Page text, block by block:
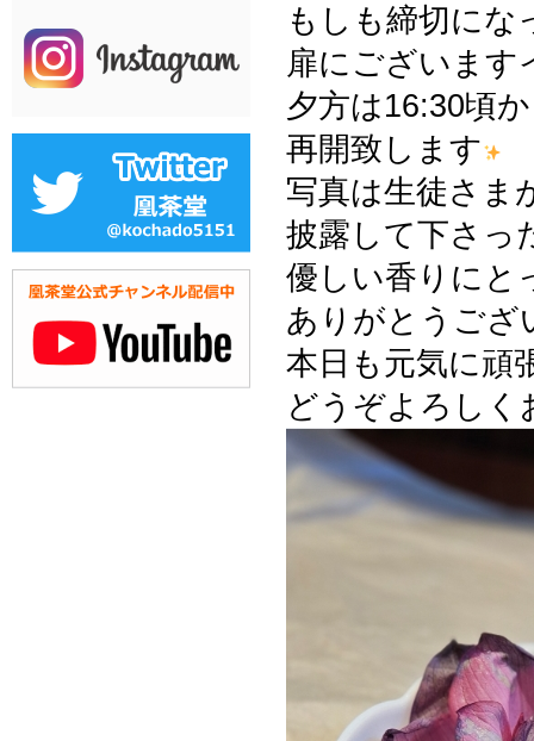
もしも締切にな
扉にございます
夕方は16:30頃
再開致します
写真は生徒さま
披露して下さっ
優しい香りにと
ありがとうござ
本日も元気に頑
どうぞよろしく